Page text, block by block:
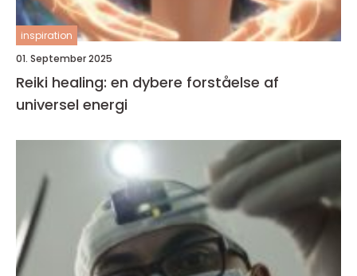
inspiration
01. September 2025
Reiki healing: en dybere forståelse af
universel energi